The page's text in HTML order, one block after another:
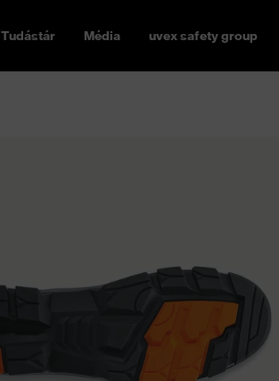
Tudástár Média uvex safety group